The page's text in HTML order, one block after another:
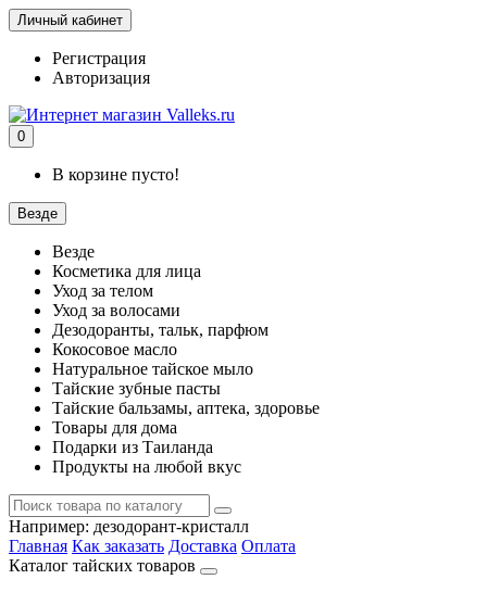
Личный кабинет
Регистрация
Авторизация
0
В корзине пусто!
Везде
Везде
Косметика для лица
Уход за телом
Уход за волосами
Дезодоранты, тальк, парфюм
Кокосовое масло
Натуральное тайское мыло
Тайские зубные пасты
Тайские бальзамы, аптека, здоровье
Товары для дома
Подарки из Таиланда
Продукты на любой вкус
Например: дезодорант-кристалл
Главная Как заказать Доставка Оплата
Каталог тайских товаров